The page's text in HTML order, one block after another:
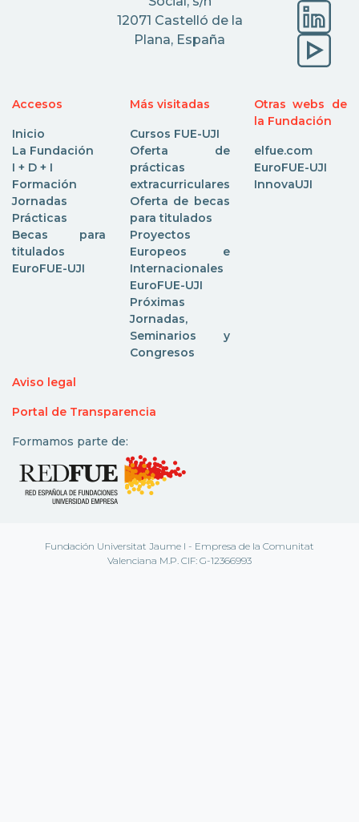
12071 Castelló de la
Plana, España
Accesos
Inicio
La Fundación
I + D + I
Formación
Jornadas
Prácticas
Becas para
titulados
EuroFUE-UJI
Más visitadas
Cursos FUE-UJI
Oferta de
prácticas
extracurriculares
Oferta de becas
para titulados
Proyectos
Europeos e
Internacionales
EuroFUE-UJI
Próximas
Jornadas,
Seminarios y
Congresos
Otras webs de
la Fundación
elfue.com
EuroFUE-UJI
InnovaUJI
Aviso legal
Portal de Transparencia
Formamos parte de:
Fundación Universitat Jaume I - Empresa de la Comunitat
Valenciana M.P. CIF: G-12366993